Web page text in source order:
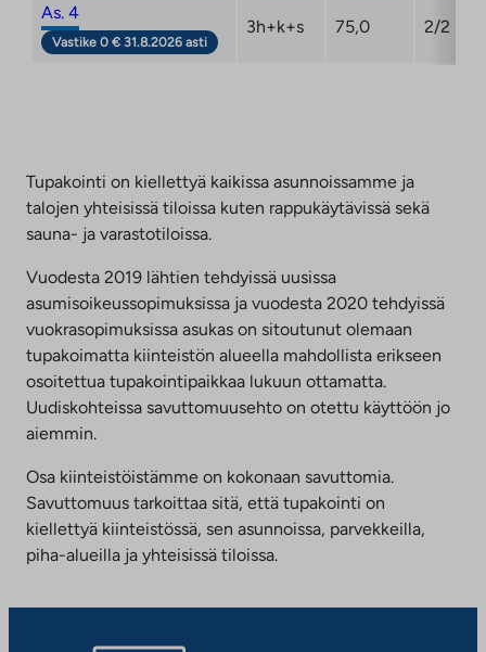
As. 4
Vastike 0 € 31.8.2026 asti
3h+k+s 75,0 2/2
Tupakointi on kiellettyä kaikissa asunnoissamme ja
talojen yhteisissä tiloissa kuten rappukäytävissä sekä
sauna- ja varastotiloissa.
Vuodesta 2019 lähtien tehdyissä uusissa
asumisoikeussopimuksissa ja vuodesta 2020 tehdyissä
vuokrasopimuksissa asukas on sitoutunut olemaan
tupakoimatta kiinteistön alueella mahdollista erikseen
osoitettua tupakointipaikkaa lukuun ottamatta.
Uudiskohteissa savuttomuusehto on otettu käyttöön jo
aiemmin.
Osa kiinteistöistämme on kokonaan savuttomia.
Savuttomuus tarkoittaa sitä, että tupakointi on
kiellettyä kiinteistössä, sen asunnoissa, parvekkeilla,
piha-alueilla ja yhteisissä tiloissa.